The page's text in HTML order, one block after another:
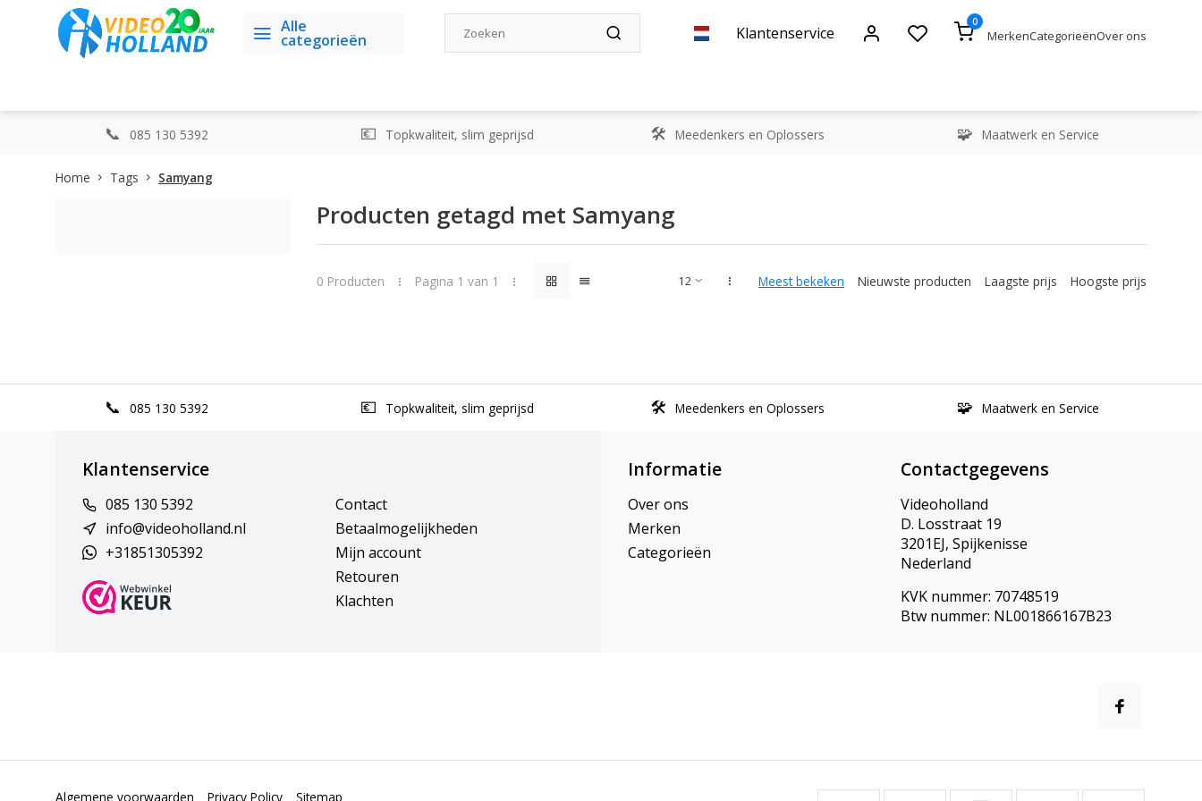
Alle
categorieën Klantenservice
0
MerkenCategorieënOver ons
085 130 5392 Topkwaliteit, slim geprijsd Meedenkers en Oplossers Maatwerk en Service
Home Tags Samyang
Producten getagd met Samyang
0 Producten Pagina 1 van 1 Meest bekeken Nieuwste producten Laagste prijs Hoogste prijs
085 130 5392 Topkwaliteit, slim geprijsd Meedenkers en Oplossers Maatwerk en Service
Klantenservice
085 130 5392
info@videoholland.nl
+31851305392
Contact
Betaalmogelijkheden
Mijn account
Retouren
Klachten
Informatie
Over ons
Merken
Categorieën
Contactgegevens
Videoholland
D. Losstraat 19
3201EJ, Spijkenisse
Nederland
KVK nummer: 70748519
Btw nummer: NL001866167B23
Algemene voorwaarden Privacy Policy Sitemap